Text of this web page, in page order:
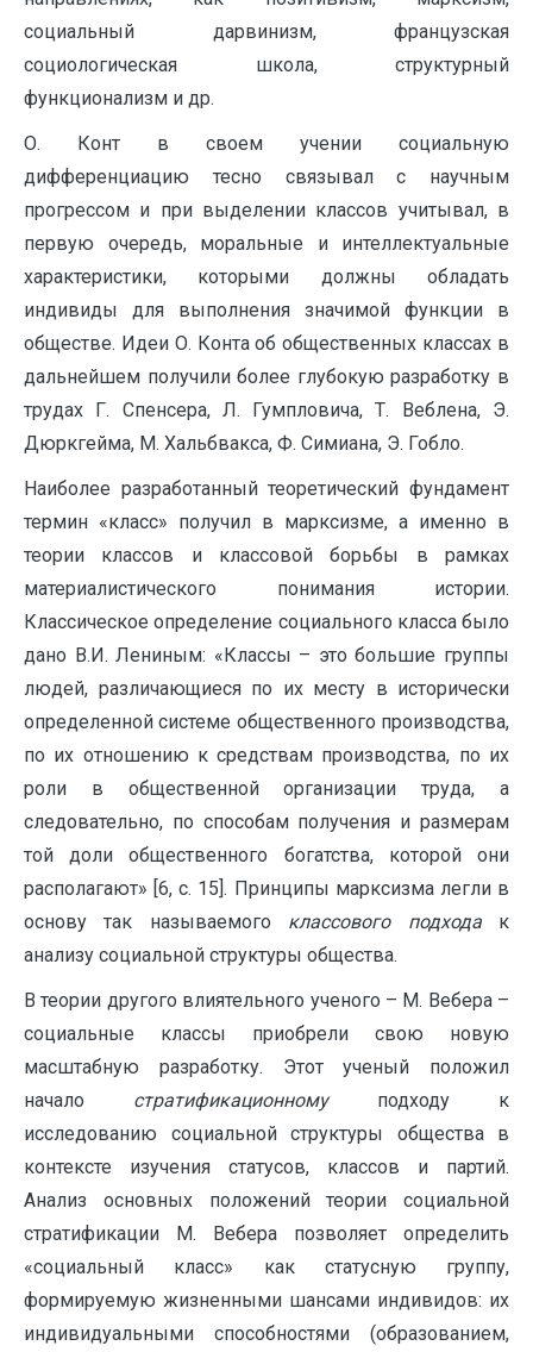
социальный дарвинизм, французская
социологическая школа, структурный
функционализм и др.
О. Конт в своем учении социальную
дифференциацию тесно связывал с научным
прогрессом и при выделении классов учитывал, в
первую очередь, моральные и интеллектуальные
характеристики, которыми должны обладать
индивиды для выполнения значимой функции в
обществе. Идеи О. Конта об общественных классах в
дальнейшем получили более глубокую разработку в
трудах Г. Спенсера, Л. Гумпловича, Т. Веблена, Э.
Дюркгейма, М. Хальбвакса, Ф. Симиана, Э. Гобло.
Наиболее разработанный теоретический фундамент
термин «класс» получил в марксизме, а именно в
теории классов и классовой борьбы в рамках
материалистического понимания истории.
Классическое определение социального класса было
дано В.И. Лениным: «Классы – это большие группы
людей, различающиеся по их месту в исторически
определенной системе общественного производства,
по их отношению к средствам производства, по их
роли в общественной организации труда, а
следовательно, по способам получения и размерам
той доли общественного богатства, которой они
располагают» [6, с. 15]. Принципы марксизма легли в
основу так называемого классового подходак
анализу социальной структуры общества.
В теории другого влиятельного ученого – М. Вебера –
социальные классы приобрели свою новую
масштабную разработку. Этот ученый положил
начало стратификационному подходу к
исследованию социальной структуры общества в
контексте изучения статусов, классов и партий.
Анализ основных положений теории социальной
стратификации М. Вебера позволяет определить
«социальный класс» как статусную группу,
формируемую жизненными шансами индивидов: их
индивидуальными способностями (образованием,